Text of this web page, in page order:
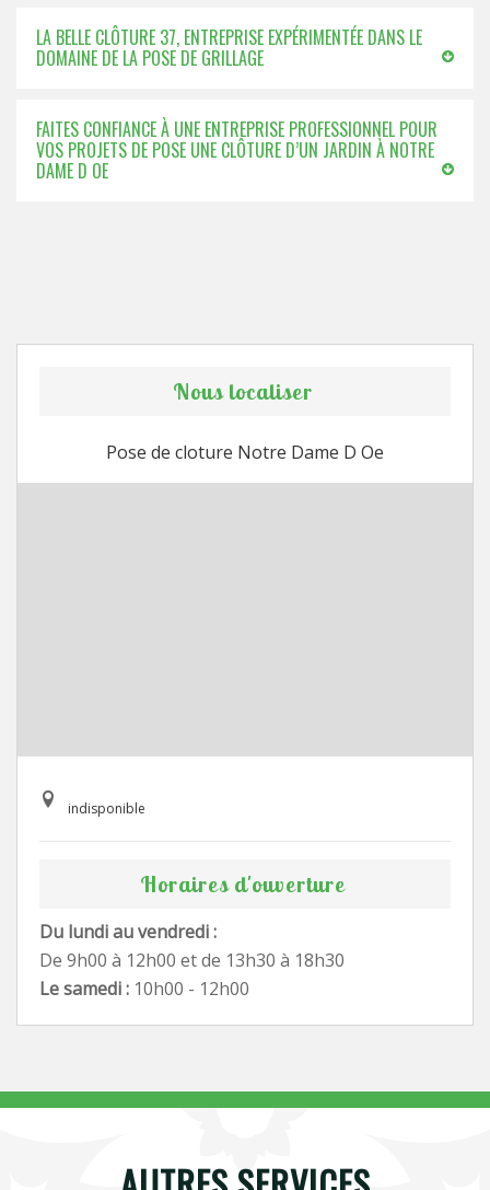
LA BELLE CLÔTURE 37, ENTREPRISE EXPÉRIMENTÉE DANS LE
DOMAINE DE LA POSE DE GRILLAGE
FAITES CONFIANCE À UNE ENTREPRISE PROFESSIONNEL POUR
VOS PROJETS DE POSE UNE CLÔTURE D’UN JARDIN À NOTRE
DAME D OE
Nous localiser
Pose de cloture Notre Dame D Oe
indisponible
Horaires d'ouverture
Du lundi au vendredi :
De 9h00 à 12h00 et de 13h30 à 18h30
Le samedi : 10h00 - 12h00